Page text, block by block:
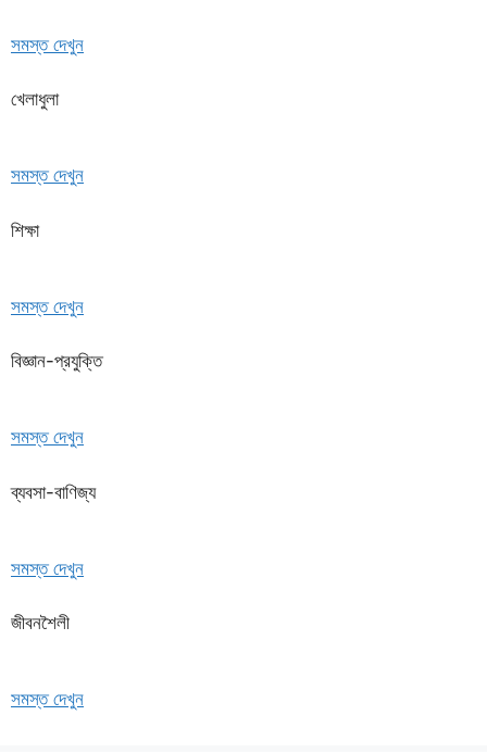
সমস্ত দেখুন
খেলাধুলা
সমস্ত দেখুন
শিক্ষা
সমস্ত দেখুন
বিজ্ঞান-প্রযুক্তি
সমস্ত দেখুন
ব্যবসা-বাণিজ্য
সমস্ত দেখুন
জীবনশৈলী
সমস্ত দেখুন